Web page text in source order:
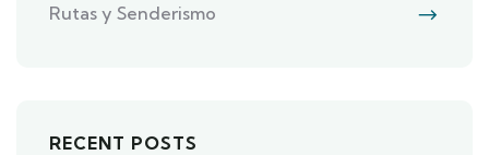
Rutas y Senderismo
RECENT POSTS